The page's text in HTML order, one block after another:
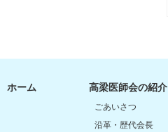
ホーム 高梁医師会の紹介
ごあいさつ
沿革・歴代会長